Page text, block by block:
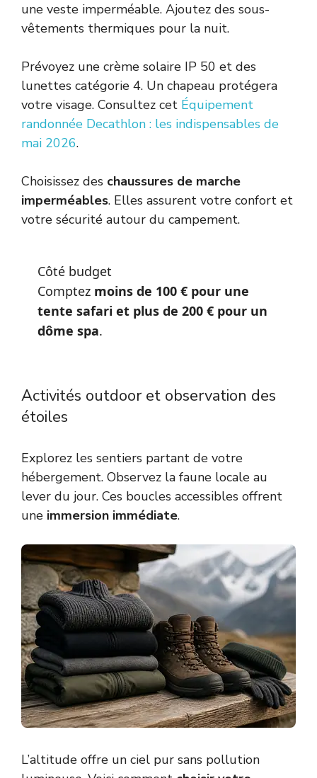
une veste imperméable. Ajoutez des sous-
vêtements thermiques pour la nuit.
Prévoyez une crème solaire IP 50 et des
lunettes catégorie 4. Un chapeau protégera
votre visage. Consultez cet Équipement
randonnée Decathlon : les indispensables de
mai 2026.
Choisissez des chaussures de marche
imperméables. Elles assurent votre confort et
votre sécurité autour du campement.
Côté budget
Comptez moins de 100 € pour une
tente safari et plus de 200 € pour un
dôme spa.
Activités outdoor et observation des
étoiles
Explorez les sentiers partant de votre
hébergement. Observez la faune locale au
lever du jour. Ces boucles accessibles offrent
une immersion immédiate.
L’altitude offre un ciel pur sans pollution